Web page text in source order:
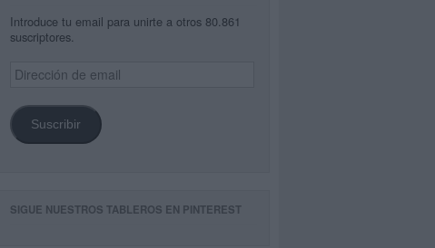
Introduce tu email para unirte a otros 80.861
suscriptores.
Dirección
de
Suscribir
SIGUE NUESTROS TABLEROS EN PINTEREST